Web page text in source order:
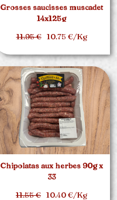
Grosses saucisses muscadet
14x125g
11.95 €10.75 €/Kg
Chipolatas aux herbes 90g x
33
11.55 € 10.40 €/Kg